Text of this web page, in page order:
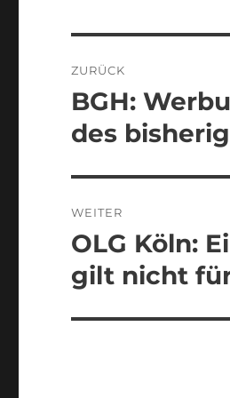
ZURÜCK
Vorheriger
Beitrag:
BGH:
des
WEITER
Nächster
Beitrag:
OLG Köln:
gilt nicht